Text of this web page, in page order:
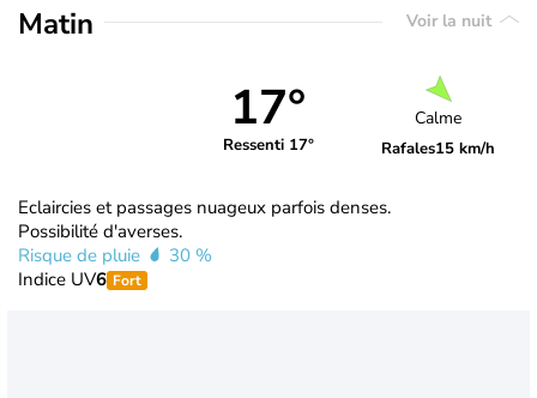
Matin Voir la nuit
17°
Ressenti 17°
Calme
Rafales15 km/h
Eclaircies et passages nuageux parfois denses.
Possibilité d'averses.
Risque de pluie
30 %
Indice UV6 Fort